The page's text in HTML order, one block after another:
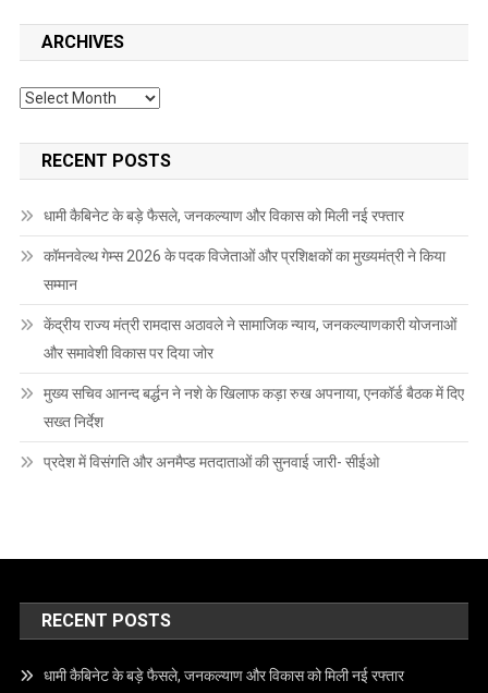
ARCHIVES
Archives
RECENT POSTS
धामी कैबिनेट के बड़े फैसले, जनकल्याण और विकास को मिली नई रफ्तार
कॉमनवेल्थ गेम्स 2026 के पदक विजेताओं और प्रशिक्षकों का मुख्यमंत्री ने किया
सम्मान
केंद्रीय राज्य मंत्री रामदास अठावले ने सामाजिक न्याय, जनकल्याणकारी योजनाओं
और समावेशी विकास पर दिया जोर
मुख्य सचिव आनन्द बर्द्धन ने नशे के खिलाफ कड़ा रुख अपनाया, एनकॉर्ड बैठक में दिए
सख्त निर्देश
प्रदेश में विसंगति और अनमैप्ड मतदाताओं की सुनवाई जारी- सीईओ
RECENT POSTS
धामी कैबिनेट के बड़े फैसले, जनकल्याण और विकास को मिली नई रफ्तार